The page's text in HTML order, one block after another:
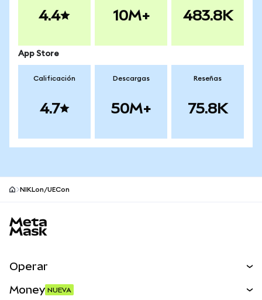
4.4 10M+ 483.8K
App Store
Calificación
4.7
Descargas
50M+
Reseñas
75.8K
NIKLon/UECon
Operar
Money NUEVA